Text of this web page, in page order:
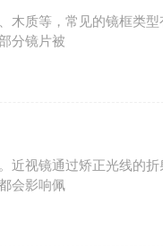
木质等，常见的镜框类型
分镜片被
近视镜通过矫正光线的折
会影响佩